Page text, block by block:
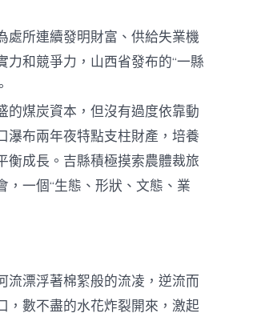
處所連續發明財富、供給失業機
和競爭力，山西省發布的“一縣
煤炭資本，但沒有過度依靠動
瀑布兩年夜特點支柱財產，培養
衡成長。吉縣積極摸索農體裁旅
一個“生態、形狀、文態、業
流漂浮著棉絮般的流凌，逆流而
，數不盡的水花炸裂開來，激起